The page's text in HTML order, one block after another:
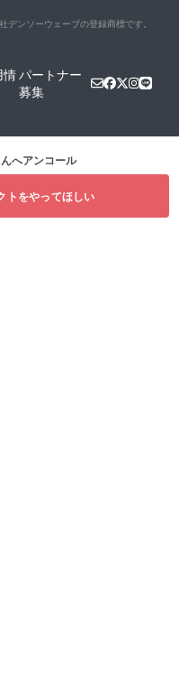
デンソーウェーブの登録商標です。
情パートナー
募集
へアンコール
トをやってほしい